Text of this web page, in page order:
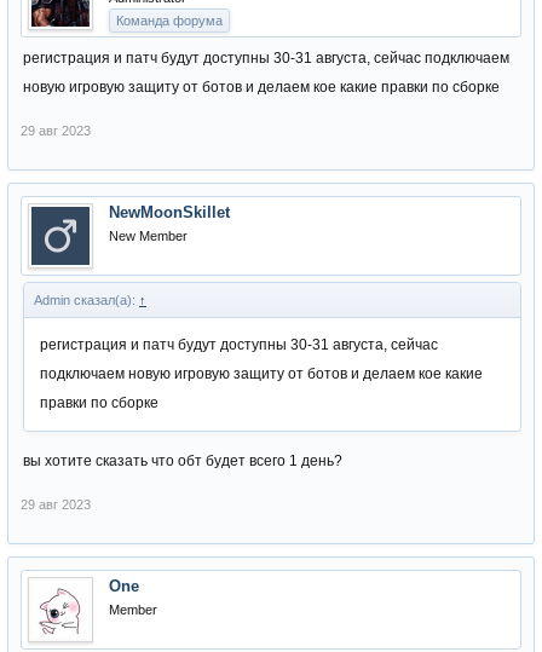
Команда форума
регистрация и патч будут доступны 30-31 августа, сейчас подключаем
новую игровую защиту от ботов и делаем кое какие правки по сборке
29 авг 2023
NewMoonSkillet
New Member
Admin сказал(а): ↑
регистрация и патч будут доступны 30-31 августа, сейчас
подключаем новую игровую защиту от ботов и делаем кое какие
правки по сборке
вы хотите сказать что обт будет всего 1 день?
29 авг 2023
One
Member